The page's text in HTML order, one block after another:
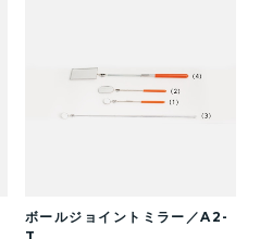
ボールジョイントミラー／A2-